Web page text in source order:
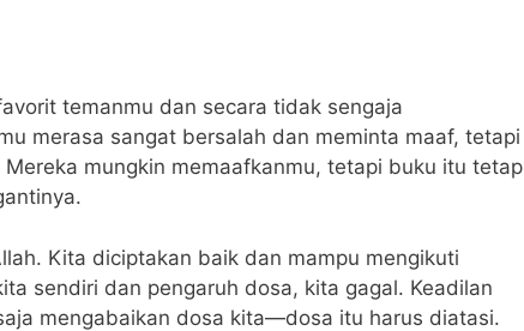
temanmu dan secara tidak sengaja
merasa sangat bersalah dan meminta maaf, tetapi
mungkin memaafkanmu, tetapi buku itu tetap
Kita diciptakan baik dan mampu mengikuti
sendiri dan pengaruh dosa, kita gagal. Keadilan
mengabaikan dosa kita—dosa itu harus diatasi.